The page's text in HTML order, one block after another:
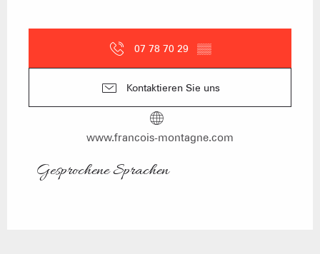
07 78 70 29 ▒▒
Kontaktieren Sie uns
www.francois-montagne.com
Gesprochene Sprachen
Gesprochene Sprachen